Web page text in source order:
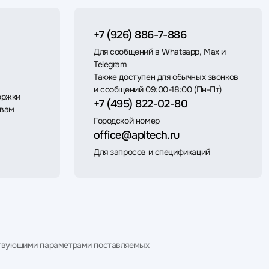
+7 (926) 886-7-886
Для сообщений в Whatsapp, Max и
Telegram
Также доступен для обычных звонков
и сообщений 09:00-18:00 (Пн-Пт)
+7 (495) 822-02-80
Городской номер
office@apltech.ru
Для запросов и спецификаций
параметрами поставляемых